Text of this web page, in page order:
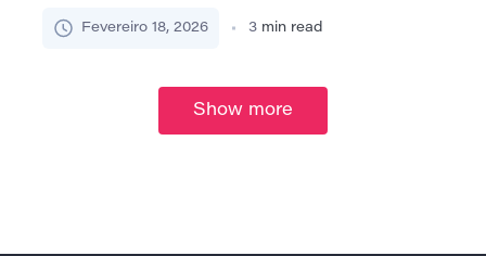
malabarismos com vários cursos, um estudante
extras, manter-se organizado é essencial para o
sucesso. Com as estratégias certas, você […]
Fevereiro 18, 2026 3 min read
Show more